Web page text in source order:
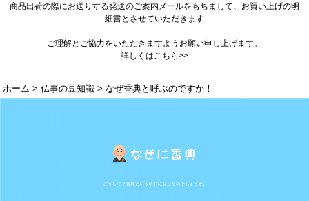
商品出荷の際にお送りする発送のご案内メールをもちまして、お買い上げの明
細書とさせていただきます
ご理解とご協力をいただきますようお願い申し上げます。
詳しくはこちら>>
ホーム >仏事の豆知識 > なぜ香典と呼ぶのですか！